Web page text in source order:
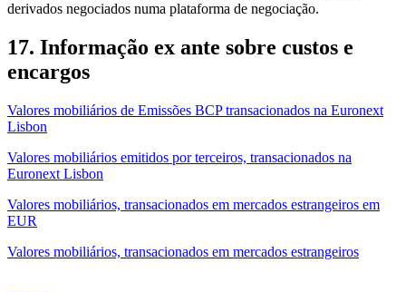
derivados negociados numa plataforma de negociação.
17. Informação ex ante sobre custos e
encargos
Valores mobiliários de Emissões BCP transacionados na Euronext
Lisbon
Valores mobiliários emitidos por terceiros, transacionados na
Euronext Lisbon
Valores mobiliários, transacionados em mercados estrangeiros em
EUR
Valores mobiliários, transacionados em mercados estrangeiros